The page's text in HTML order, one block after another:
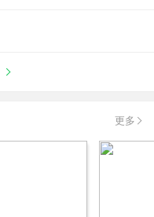
更多